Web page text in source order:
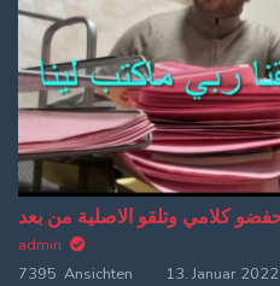
admin
7395 Ansichten
13. Januar 2022